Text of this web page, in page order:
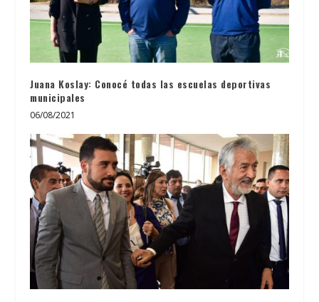
Juana Koslay: Conocé todas las escuelas deportivas
municipales
06/08/2021